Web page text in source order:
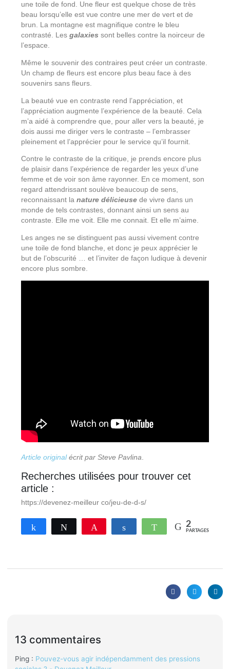
une toile de fond. Une fleur est quelque chose de très
beau lorsqu’elle est vue contre une mer de vert et de
brun. La montagne est magnifique contre le bleu
contrasté. Les galaxies sont belles contre la noirceur de
l’espace.
Même le souvenir des contraires peut créer un contraste.
Un champ de fleurs est encore plus beau face à des
souvenirs sans fleurs.
La beauté vue en contraste rend l’appréciation, et
l’appréciation augmente l’expérience de la beauté. Cela
m’a aidé à comprendre que, pour aller vers la beauté, je
dois aussi me diriger vers le contraste – l’embrasser
pleinement et l’apprécier pour le service qu’il fournit.
Contre le contraste de la critique, je prends encore plus
de plaisir dans l’expérience de regarder les yeux d’une
femme et de voir son âme rayonner. En ce moment, son
regard attendrissant soulève beaucoup de sens,
reconnaissant la nature délicieusede vivre dans un
monde de tels contrastes, donnant ainsi un sens au
contraste. Elle me voit. Elle me connait. Et elle m’aime.
Les anges ne se distinguent pas aussi vivement contre
une toile de fond blanche, et donc je peux apprécier le
but de l’obscurité … et l’inviter de façon ludique à devenir
encore plus sombre.
Article originalécrit par Steve Pavlina
Recherches utilisées pour trouver cet
article :
https://devenez-meilleur co/jeu-de-d-s/
Partagez Tweetez Enregistrer Partagez WhatsApp
2
PARTAGES
13 commentaires
Ping : Pouvez-vous agir indépendamment des pressions